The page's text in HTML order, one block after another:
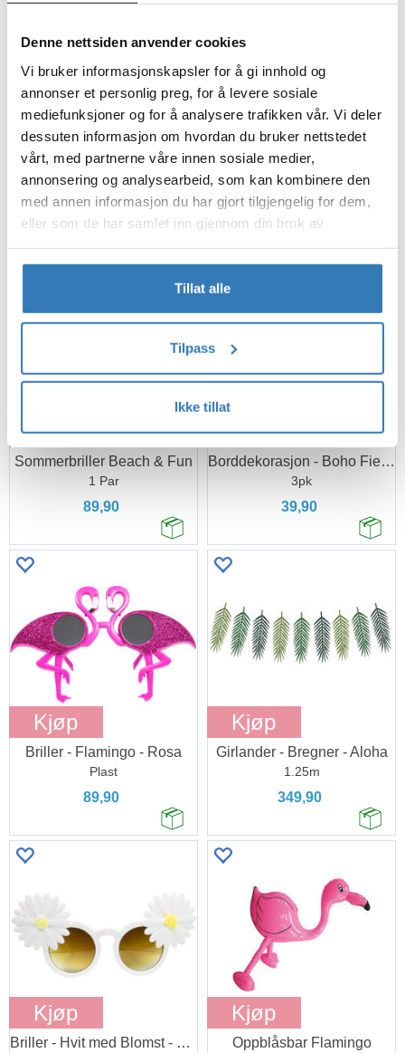
Denne nettsiden anvender cookies
Vi bruker informasjonskapsler for å gi innhold og
annonser et personlig preg, for å levere sosiale
mediefunksjoner og for å analysere trafikken vår. Vi deler
dessuten informasjon om hvordan du bruker nettstedet
vårt, med partnerne våre innen sosiale medier,
annonsering og analysearbeid, som kan kombinere den
med annen informasjon du har gjort tilgjengelig for dem,
eller som de har samlet inn gjennom din bruk av
Tillat alle
Tilpass
Ikke tillat
69,90 29,90
Kjøp
Oppblåsbar Elefant
75x60cm
219,90
Kjøp
80cm
219,90
Kjøp
Sommerbriller Beach & Fun
1 Par
89,90
Kjøp
Borddekorasjon - Boho Fiesta - Honeycomb
3pk
39,90
Kjøp
Briller - Flamingo - Rosa
Plast
89,90
Kjøp
Girlander - Bregner - Aloha
1.25m
349,90
Kjøp
Briller - Hvit med Blomst - Sommer
Kjøp
Oppblåsbar Flamingo